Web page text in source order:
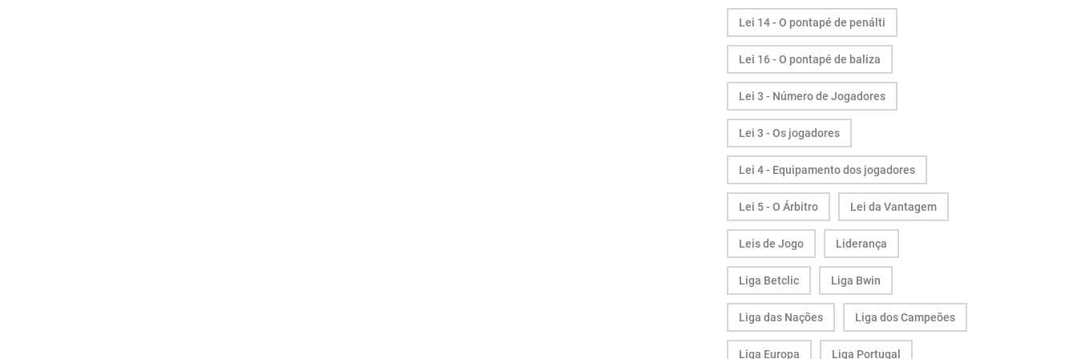
Lei 14 - O pontapé de penálti
Lei 16 - O pontapé de baliza
Lei 3 - Número de Jogadores
Lei 3 - Os jogadores
Lei 4 - Equipamento dos jogadores
Lei 5 - O Árbitro Lei da Vantagem
Leis de Jogo Liderança
Liga Betclic Liga Bwin
Liga das Nações Liga dos Campeões
Liga Europa Liga Portugal